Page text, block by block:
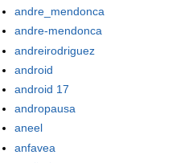
andre_mendonca
andre-mendonca
andreirodriguez
android
android 17
andropausa
aneel
anfavea